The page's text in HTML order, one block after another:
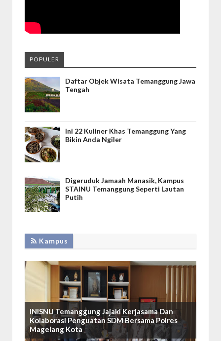
POPULER
Daftar Objek Wisata Temanggung Jawa
Tengah
Ini 22 Kuliner Khas Temanggung Yang
Bikin Anda Ngiler
Digeruduk Jamaah Manasik, Kampus
STAINU Temanggung Seperti Lautan
Putih
Kampus
INISNU Temanggung Jajaki Kerjasama Dan
Kolaborasi Penguatan SDM Bersama Polres
Magelang Kota